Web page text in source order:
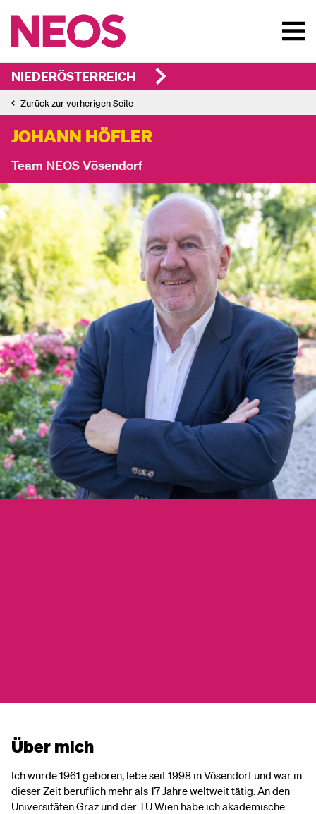
NIEDERÖSTERREICH
Zurück zur vorherigen Seite
JOHANN HÖFLER
Team NEOS Vösendorf
Über mich
Ich wurde 1961 geboren, lebe seit 1998 in Vösendorf und war in
dieser Zeit beruflich mehr als 17 Jahre weltweit tätig. An den
Universitäten Graz und der TU Wien habe ich akademische